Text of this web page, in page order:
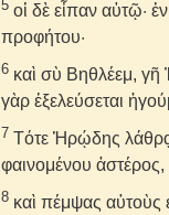
5 οἱ δὲ εἶπαν αὐτῷ·
προφήτου·
6 καὶ σὺ Βηθλέεμ, γῆ
γὰρ ἐξελεύσεται
7 Τότε Ἡρῴδης
φαινομένου ἀστέρος,
8 καὶ πέμψας αὐτοὺς